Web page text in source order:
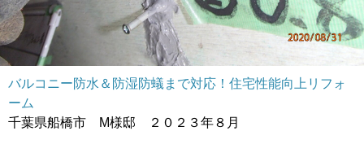
バルコニー防水＆防湿防蟻まで対応！住宅性能向上リフォ
ーム
千葉県船橋市 M様邸 ２０２３年８月